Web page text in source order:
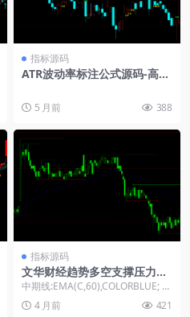
指标源码
ATR波动率标注公式源码-高低
5 月前 388
指标源码
文华财经趋势多空支撑压力指
标源码
中期线:EMA(C,60),COLORBLUE; Y:
=1; HH1:=IF(Y...
4 月前 421